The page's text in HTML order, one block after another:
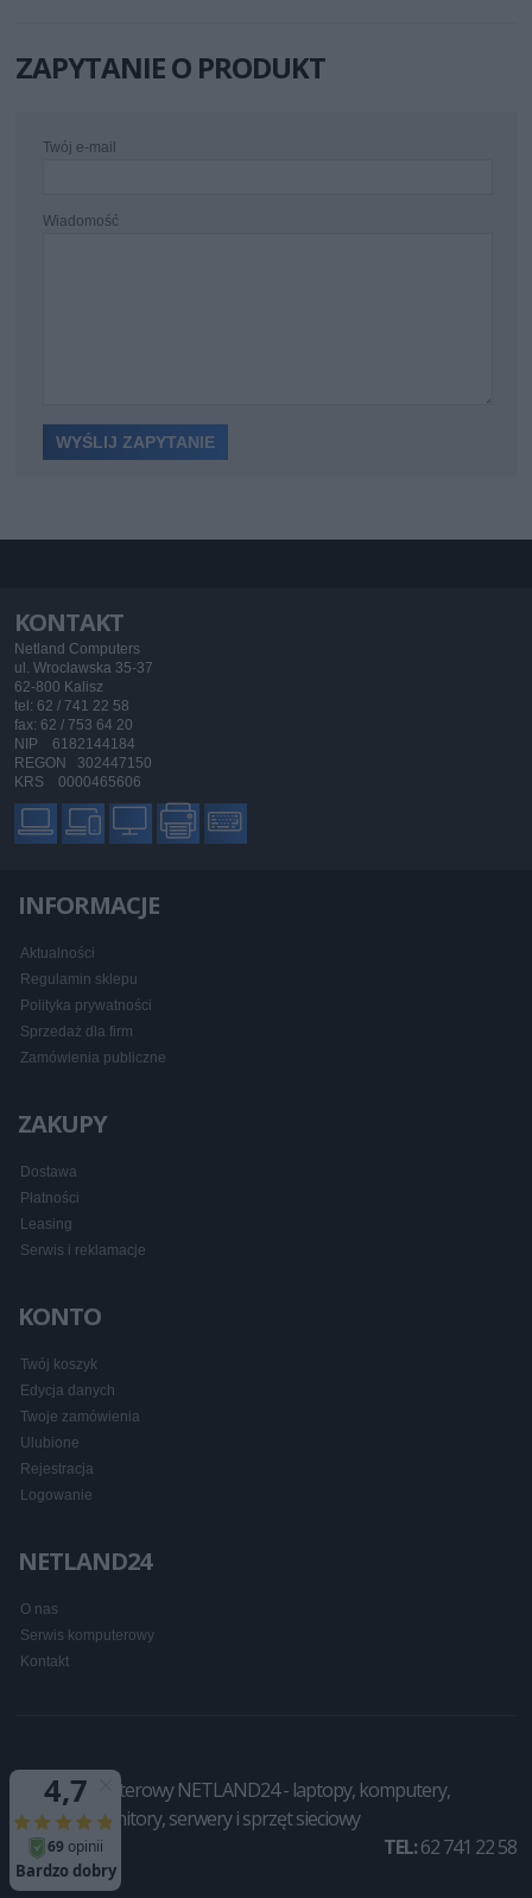
ZAPYTANIE O PRODUKT
Twój e-mail
Wiadomość
KONTAKT
Netland Computers
ul. Wrocławska 35-37
62-800 Kalisz
tel: 62 / 741 22 58
fax: 62 / 753 64 20
NIP 6182144184
REGON 302447150
KRS 0000465606
INFORMACJE
Aktualności
Regulamin sklepu
Polityka prywatności
Sprzedaż dla firm
Zamówienia publiczne
ZAKUPY
Dostawa
Płatności
Leasing
Serwis i reklamacje
KONTO
Twój koszyk
Edycja danych
Twoje zamówienia
Ulubione
Rejestracja
Logowanie
NETLAND24
O nas
Serwis komputerowy
Kontakt
Sklep komputerowy NETLAND24 - laptopy, komputery,
drukarki, monitory, serwery i sprzęt sieciowy
TEL:62 741 22 58